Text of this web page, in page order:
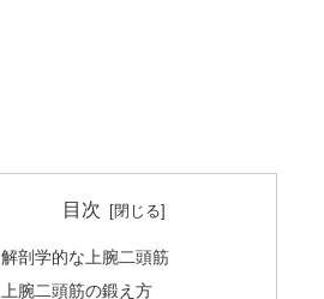
目次
解剖学的な上腕二頭筋
上腕二頭筋の鍛え方